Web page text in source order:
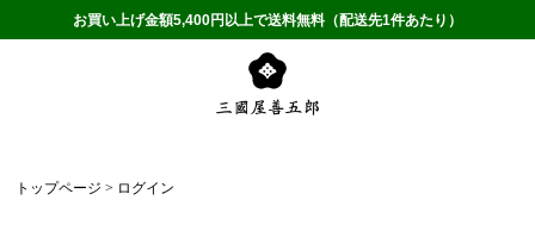
お買い上げ金額5,400円以上で送料無料（配送先1件あたり）
トップページ ログイン